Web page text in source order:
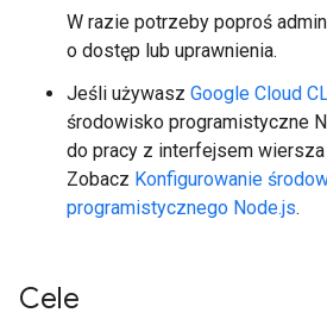
W razie potrzeby poproś
o dostęp lub uprawnienia.
Jeśli używasz Google Cloud
środowisko programistyczne
do pracy z interfejsem
Zobacz Konfigurowanie
programistycznego Node.js.
Cele